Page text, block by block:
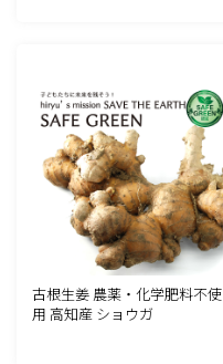
古根生姜 農薬・化学肥料不使
用 高知産 ショウガ